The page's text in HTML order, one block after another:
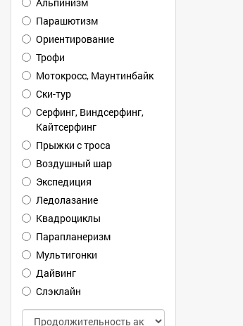
Парашютизм
Ориентирование
Трофи
Мотокросс, Маунтинбайк
Ски-тур
Серфинг, Виндсерфинг,
Кайтсерфинг
Прыжки с троса
Воздушный шар
Экспедиция
Ледолазание
Квадроциклы
Парапланеризм
Мультигонки
Дайвинг
Слэклайн